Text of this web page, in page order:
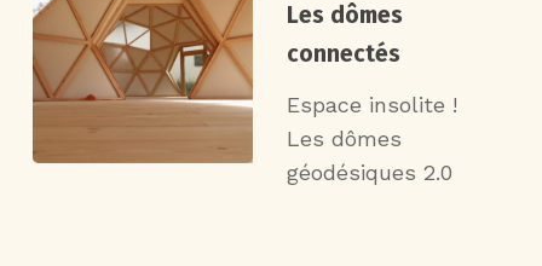
Les dômes
connectés
Espace insolite !
Les dômes
géodésiques 2.0